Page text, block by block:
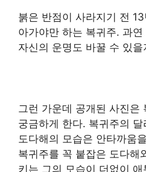
붉은 반점이 사라지기 전
아가야만 하는 복귀주. 과
자신의 운명도 바꿀 수 있
그런 가운데 공개된 사진은
궁금하게 한다. 복귀주의
도다해의 모습은 안타까움
복귀주를 꼭 붙잡은 도다해
키는 그의 모습이 더없이 애